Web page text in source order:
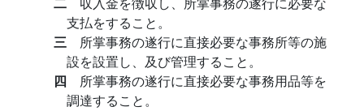
支払をすること。
三 所掌事務の遂行に直接必要な事務所等の施
設を設置し、及び管理すること。
四 所掌事務の遂行に直接必要な事務用品等を
調達すること。